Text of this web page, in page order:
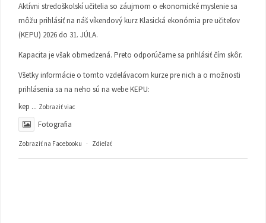
Aktívni stredoškolskí učitelia so záujmom o ekonomické myslenie sa
môžu prihlásiť na náš víkendový kurz Klasická ekonómia pre učiteľov
(KEPU) 2026 do 31. JÚLA.
Kapacita je však obmedzená. Preto odporúčame sa prihlásiť čím skôr.
Všetky informácie o tomto vzdelávacom kurze pre nich a o možnosti
prihlásenia sa na neho sú na webe KEPU:
kep ... Zobraziť viac
Fotografia
Zobraziť na Facebooku · Zdieľať